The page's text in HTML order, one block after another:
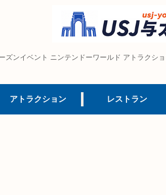
ズンイベント ニンテンドーワールド アトラクシ
アトラクション レストラン